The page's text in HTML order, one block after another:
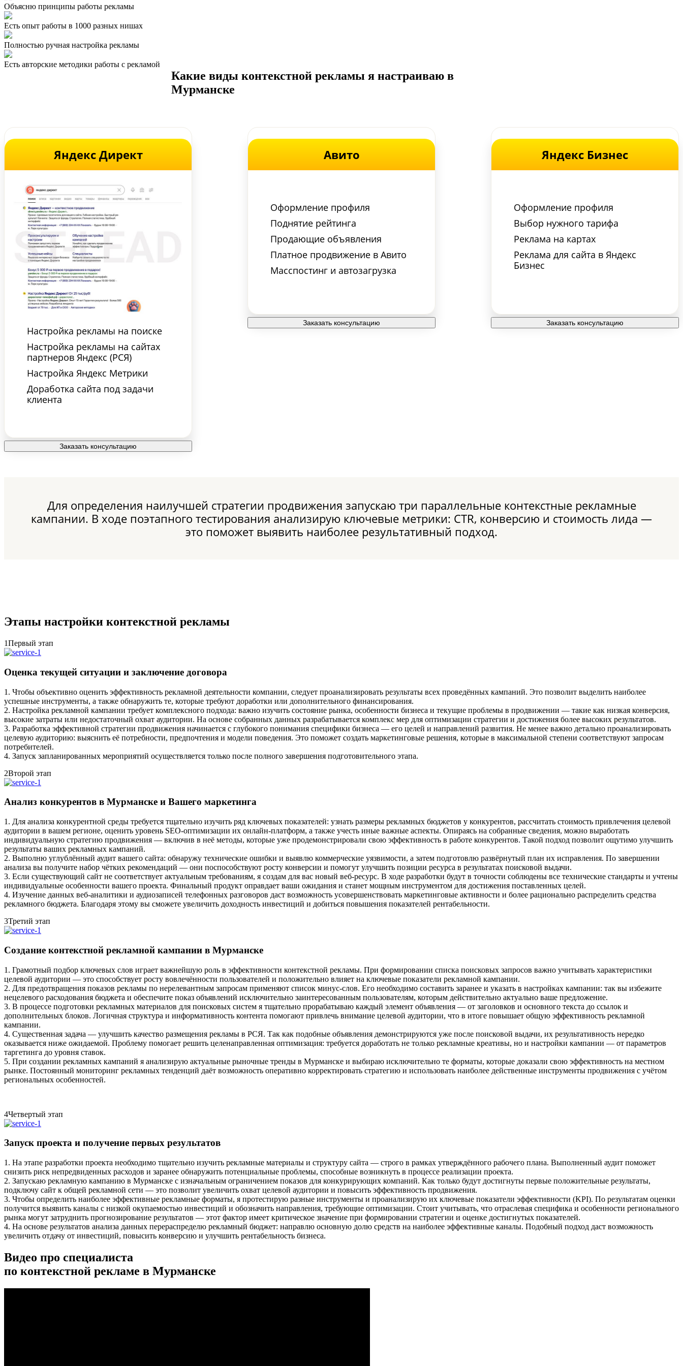
Объясню принципы работы рекламы
Есть опыт работы в 1000 разных нишах
Полностью ручная настройка рекламы
Есть авторские методики работы с рекламой
Какие виды контекстной рекламы я настраиваю в
Мурманске
Яндекс Директ
Настройка рекламы на поиске
Настройка рекламы на сайтах
партнеров Яндекс (РСЯ)
Настройка Яндекс Метрики
Доработка сайта под задачи
клиента
Заказать консультацию
Авито
Оформление профиля
Поднятие рейтинга
Продающие объявления
Платное продвижение в Авито
Масспостинг и автозагрузка
Заказать консультацию
Яндекс Бизнес
Оформление профиля
Выбор нужного тарифа
Реклама на картах
Реклама для сайта в Яндекс
Бизнес
Заказать консультацию
Для определения наилучшей стратегии продвижения запускаю три параллельные контекстные рекламные
кампании. В ходе поэтапного тестирования анализирую ключевые метрики: CTR, конверсию и стоимость лида —
это поможет выявить наиболее результативный подход.
Этапы настройки контекстной рекламы
1Первый этап
Оценка текущей ситуации и заключение договора
1. Чтобы объективно оценить эффективность рекламной деятельности компании, следует проанализировать результаты всех проведённых кампаний. Это позволит выделить наиболее
успешные инструменты, а также обнаружить те, которые требуют доработки или дополнительного финансирования.
2. Настройка рекламной кампании требует комплексного подхода: важно изучить состояние рынка, особенности бизнеса и текущие проблемы в продвижении — такие как низкая конверсия,
высокие затраты или недостаточный охват аудитории. На основе собранных данных разрабатывается комплекс мер для оптимизации стратегии и достижения более высоких результатов.
3. Разработка эффективной стратегии продвижения начинается с глубокого понимания специфики бизнеса — его целей и направлений развития. Не менее важно детально проанализировать
целевую аудиторию: выяснить её потребности, предпочтения и модели поведения. Это поможет создать маркетинговые решения, которые в максимальной степени соответствуют запросам
потребителей.
4. Запуск запланированных мероприятий осуществляется только после полного завершения подготовительного этапа.
2Второй этап
Анализ конкурентов в Мурманске и Вашего маркетинга
1. Для анализа конкурентной среды требуется тщательно изучить ряд ключевых показателей: узнать размеры рекламных бюджетов у конкурентов, рассчитать стоимость привлечения целевой
аудитории в вашем регионе, оценить уровень SEO‑оптимизации их онлайн‑платформ, а также учесть иные важные аспекты. Опираясь на собранные сведения, можно выработать
индивидуальную стратегию продвижения — включив в неё методы, которые уже продемонстрировали свою эффективность в работе конкурентов. Такой подход позволит ощутимо улучшить
результаты ваших рекламных кампаний.
2. Выполню углублённый аудит вашего сайта: обнаружу технические ошибки и выявлю коммерческие уязвимости, а затем подготовлю развёрнутый план их исправления. По завершении
анализа вы получите набор чётких рекомендаций — они поспособствуют росту конверсии и помогут улучшить позиции ресурса в результатах поисковой выдачи.
3. Если существующий сайт не соответствует актуальным требованиям, я создам для вас новый веб‑ресурс. В ходе разработки будут в точности соблюдены все технические стандарты и учтены
индивидуальные особенности вашего проекта. Финальный продукт оправдает ваши ожидания и станет мощным инструментом для достижения поставленных целей.
4. Изучение данных веб‑аналитики и аудиозаписей телефонных разговоров даст возможность усовершенствовать маркетинговые активности и более рационально распределить средства
рекламного бюджета. Благодаря этому вы сможете увеличить доходность инвестиций и добиться повышения показателей рентабельности.
3Третий этап
Создание контекстной рекламной кампании в Мурманске
1. Грамотный подбор ключевых слов играет важнейшую роль в эффективности контекстной рекламы. При формировании списка поисковых запросов важно учитывать характеристики
целевой аудитории — это способствует росту вовлечённости пользователей и положительно влияет на ключевые показатели рекламной кампании.
2. Для предотвращения показов рекламы по нерелевантным запросам применяют список минус‑слов. Его необходимо составить заранее и указать в настройках кампании: так вы избежите
нецелевого расходования бюджета и обеспечите показ объявлений исключительно заинтересованным пользователям, которым действительно актуально ваше предложение.
3. В процессе подготовки рекламных материалов для поисковых систем я тщательно прорабатываю каждый элемент объявления — от заголовков и основного текста до ссылок и
дополнительных блоков. Логичная структура и информативность контента помогают привлечь внимание целевой аудитории, что в итоге повышает общую эффективность рекламной
кампании.
4. Существенная задача — улучшить качество размещения рекламы в РСЯ. Так как подобные объявления демонстрируются уже после поисковой выдачи, их результативность нередко
оказывается ниже ожидаемой. Проблему помогает решить целенаправленная оптимизация: требуется доработать не только рекламные креативы, но и настройки кампании — от параметров
таргетинга до уровня ставок.
5. При создании рекламных кампаний я анализирую актуальные рыночные тренды в Мурманске и выбираю исключительно те форматы, которые доказали свою эффективность на местном
рынке. Постоянный мониторинг рекламных тенденций даёт возможность оперативно корректировать стратегию и использовать наиболее действенные инструменты продвижения с учётом
региональных особенностей.
4Четвертый этап
Запуск проекта и получение первых результатов
1. На этапе разработки проекта необходимо тщательно изучить рекламные материалы и структуру сайта — строго в рамках утверждённого рабочего плана. Выполненный аудит поможет
снизить риск непредвиденных расходов и заранее обнаружить потенциальные проблемы, способные возникнуть в процессе реализации проекта.
2. Запускаю рекламную кампанию в Мурманске с изначальным ограничением показов для конкурирующих компаний. Как только будут достигнуты первые положительные результаты,
подключу сайт к общей рекламной сети — это позволит увеличить охват целевой аудитории и повысить эффективность продвижения.
3. Чтобы определить наиболее эффективные рекламные форматы, я протестирую разные инструменты и проанализирую их ключевые показатели эффективности (KPI). По результатам оценки
получится выявить каналы с низкой окупаемостью инвестиций и обозначить направления, требующие оптимизации. Стоит учитывать, что отраслевая специфика и особенности регионального
рынка могут затруднить прогнозирование результатов — этот фактор имеет критическое значение при формировании стратегии и оценке достигнутых показателей.
4. На основе результатов анализа данных перераспределю рекламный бюджет: направлю основную долю средств на наиболее эффективные каналы. Подобный подход даст возможность
увеличить отдачу от инвестиций, повысить конверсию и улучшить рентабельность бизнеса.
Видео про специалиста
по контекстной рекламе в Мурманске